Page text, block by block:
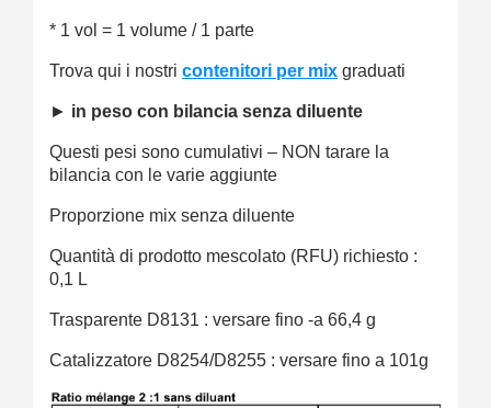
* 1 vol = 1 volume / 1 parte
Trova qui i nostri contenitori per mix graduati
► in peso con bilancia senza diluente
Questi pesi sono cumulativi – NON tarare la
bilancia con le varie aggiunte
Proporzione mix senza diluente
Quantità di prodotto mescolato (RFU) richiesto :
0,1 L
Trasparente D8131 : versare fino -a 66,4 g
Catalizzatore D8254/D8255 : versare fino a 101g